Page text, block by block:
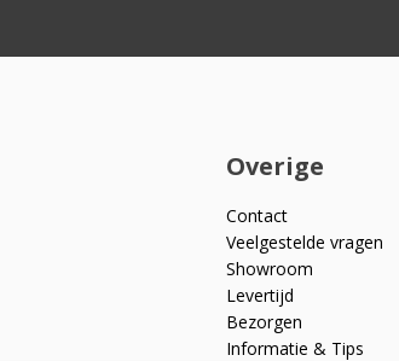
Overige
Contact
Veelgestelde vragen
Showroom
Levertijd
Bezorgen
Informatie & Tips